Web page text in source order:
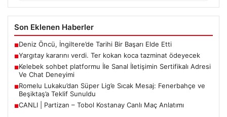
Son Eklenen Haberler
■Deniz Öncü, İngiltere’de Tarihi Bir Başarı Elde Etti
■Yargıtay kararını verdi. Ter kokan koca tazminat ödeyecek
■Kelebek sohbet platformu İle Sanal İletişimin Sertifikalı Adresi
Ve Chat Deneyimi
■Romelu Lukaku’dan Süper Lig’e Sıcak Mesaj: Fenerbahçe ve
Beşiktaş’a Teklif Sunuldu
■CANLI | Partizan – Tobol Kostanay Canlı Maç Anlatımı